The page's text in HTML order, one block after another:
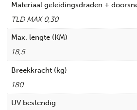
Materiaal geleidingsdraden +
TLD MAX 0,30
Max. lengte (KM)
18,5
Breekkracht (kg)
180
UV bestendig